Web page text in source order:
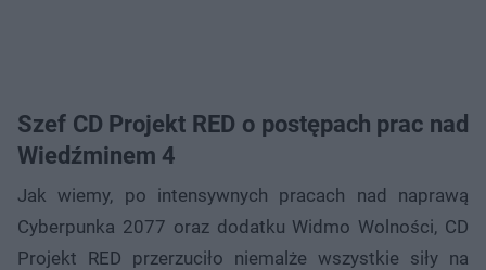
Szef CD Projekt RED o postępach prac nad
Wiedźminem 4
Jak wiemy, po intensywnych pracach nad naprawą
Cyberpunka 2077 oraz dodatku Widmo Wolności, CD
Projekt RED przerzuciło niemalże wszystkie siły na